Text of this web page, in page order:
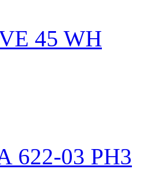
45 WH
622-03 РН3